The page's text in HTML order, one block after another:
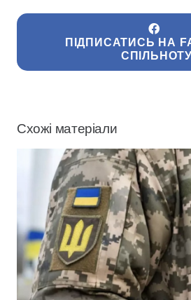
ПІДПИСАТИСЬ НА
СПІЛЬНОТУ
Схожі матеріали